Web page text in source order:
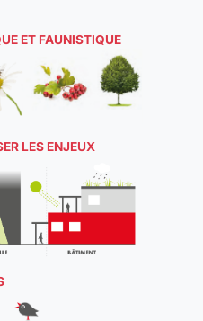
ET FAUNISTIQUE
LES ENJEUX